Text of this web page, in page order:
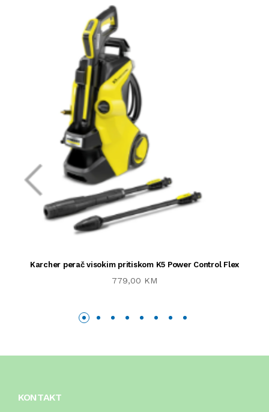
Karcher perač visokim pritiskom K5 Power Control Flex
779,00 KM
KONTAKT